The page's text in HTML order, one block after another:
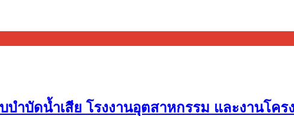
บำบัดน้ำเสีย โรงงานอุตสาหกรรม และงานโคร